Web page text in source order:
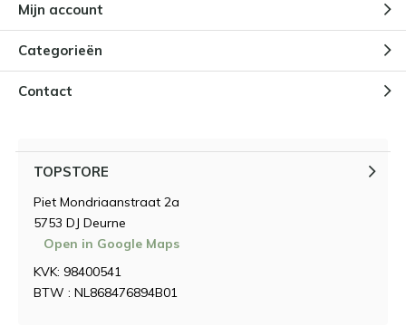
Mijn account
Categorieën
Contact
TOPSTORE
Piet Mondriaanstraat 2a
5753 DJ Deurne
Open in Google Maps
KVK: 98400541
BTW : NL868476894B01